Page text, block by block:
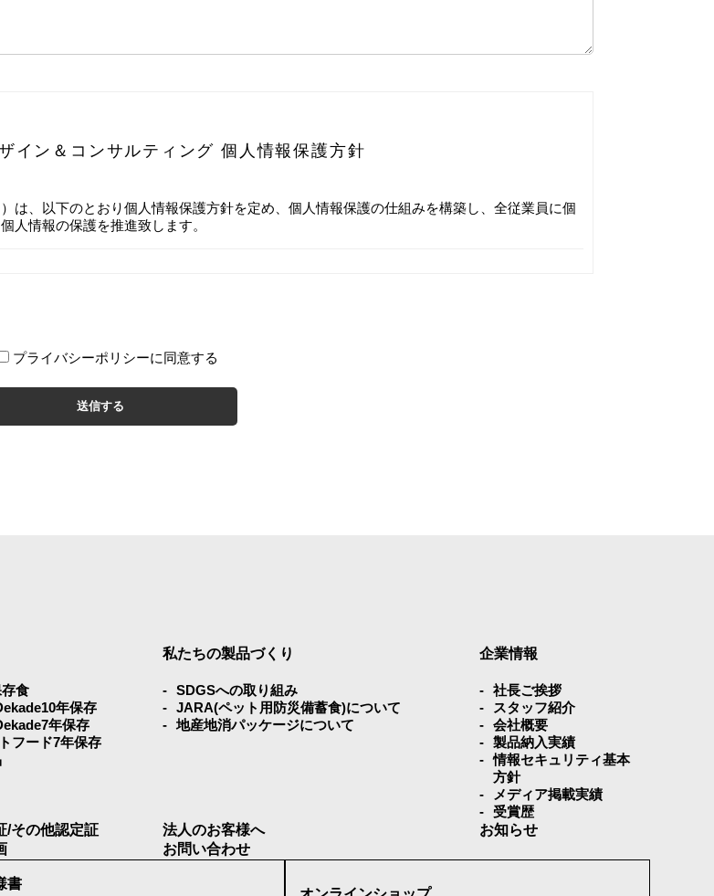
イン＆コンサルティング 個人情報保護方針
は、以下のとおり個人情報保護方針を定め、個人情報保護の仕組みを構築し、全従業員に個
人情報の保護を推進致します。
必要な措置を講じ、安全対策を実施し個人情報の厳重な管理を行ないます。
次のいずれかに該当する場合を除き、個人情報を第三者に開示いたしません。
除などをご希望される場合には、ご本人であることを確認の上、対応させていただきま
プライバシーポリシーに同意する
⾷
年保存
年保存
フード7年保存
私たちの製品づくり
SDGSへの取り組み
JARA(ペット⽤防災備蓄⾷)について
地産地消パッケージについて
企業情報
社⻑ご挨拶
スタッフ紹介
会社概要
製品納入実績
情報セキュリティ基本
方針
メディア掲載実績
受賞歴
/その他認定証
法人のお客様へ
お知らせ
お問い合わせ
書